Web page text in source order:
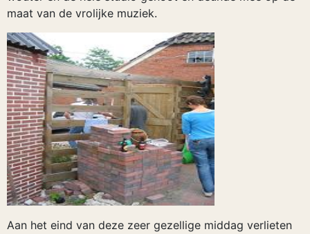
maat van de vrolijke muziek.
Aan het eind van deze zeer gezellige middag verlieten